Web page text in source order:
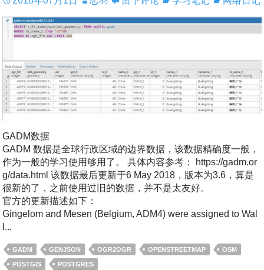
GADM数据
GADM 数据是全球行政区域的边界数据，该数据精确度一般，
作为一般的学习使用够用了。 具体内容参考： https://gadm.or
g/data.html 该数据最后更新于6 May 2018，版本为3.6，算是
很新的了，之前使用过旧的数据，并不是太友好。
官方的更新描述如下：
Gingelom and Mesen (Belgium, ADM4) were assigned to Wal
l...
GADM GENJSON OGR2OGR OPENSTREETMAP OSM
POSTGIS POSTGRES